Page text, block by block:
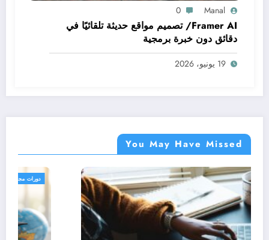
Manal
0
Framer AI/ تصميم مواقع حديثة تلقائيًا في
دقائق دون خبرة برمجية
19 يونيو، 2026
You May Have Missed
دورات مجانية